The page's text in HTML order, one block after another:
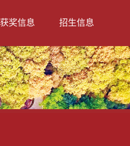
获奖信息 招生信息